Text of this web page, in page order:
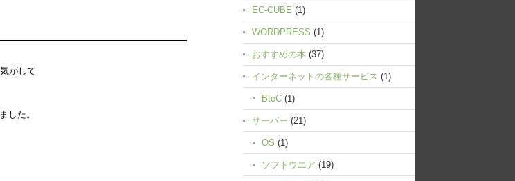
がして
した。
EC-CUBE (1)
WORDPRESS (1)
おすすめの本 (37)
インターネットの各種サービス (1)
BtoC (1)
サーバー (21)
OS (1)
ソフトウエア (19)